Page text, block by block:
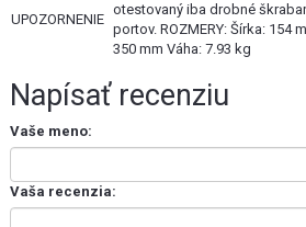
UPOZORNENIE
otestovaný iba drobné
portov. ROZMERY: Šírka: 154
350 mm Váha: 7.93 kg
Napísať recenziu
Vaše meno:
Vaša recenzia: